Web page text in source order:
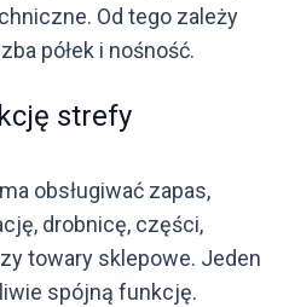
Od tego zależy
półek i nośność.
strefy
obsługiwać zapas,
drobnicę, części,
towary sklepowe. Jeden
spójną funkcję.